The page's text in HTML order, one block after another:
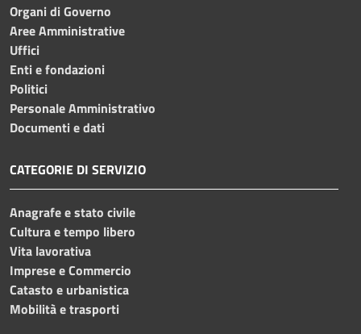
Organi di Governo
Aree Amministrative
Uffici
Enti e fondazioni
Politici
Personale Amministrativo
Documenti e dati
CATEGORIE DI SERVIZIO
Anagrafe e stato civile
Cultura e tempo libero
Vita lavorativa
Imprese e Commercio
Catasto e urbanistica
Mobilità e trasporti